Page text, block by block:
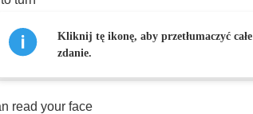
turn
read your face
Kliknij tę ikonę, aby przetłumaczyć całe
zdanie.